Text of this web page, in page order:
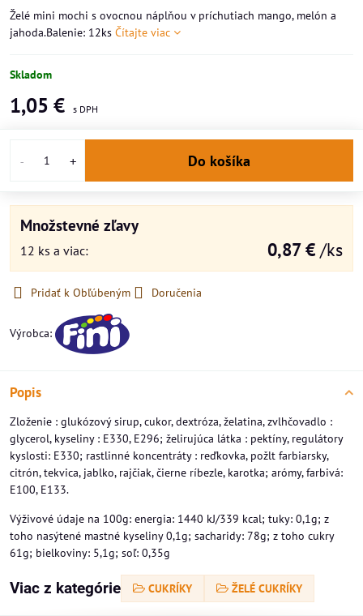
Želé mini mochi s ovocnou náplňou v príchutiach mango, melón a
jahoda.Balenie: 12ks Čítajte viac
Skladom
1,05 €
Do košíka
Množstevné zľavy
12 ks a viac: 0,87 € /ks
Pridať k Obľúbeným Doručenia
Výrobca:
Popis
Zloženie : glukózový sirup, cukor, dextróza, želatina, zvlhčovadlo :
glycerol, kyseliny : E330, E296; želirujúca látka : pektíny, regulátory
kyslosti: E330; rastlinné koncentráty : reďkovka, požlt farbiarsky,
citrón, tekvica, jablko, rajčiak, čierne ríbezle, karotka; arómy, farbivá:
E100, E133.
Výživové údaje na 100g: energia: 1440 kJ/339 kcal; tuky: 0,1g; z
toho nasýtené mastné kyseliny 0,1g; sacharidy: 78g; z toho cukry
61g; bielkoviny: 5,1g; soľ: 0,35g
Viac z kategórie CUKRÍKY ŽELÉ CUKRÍKY